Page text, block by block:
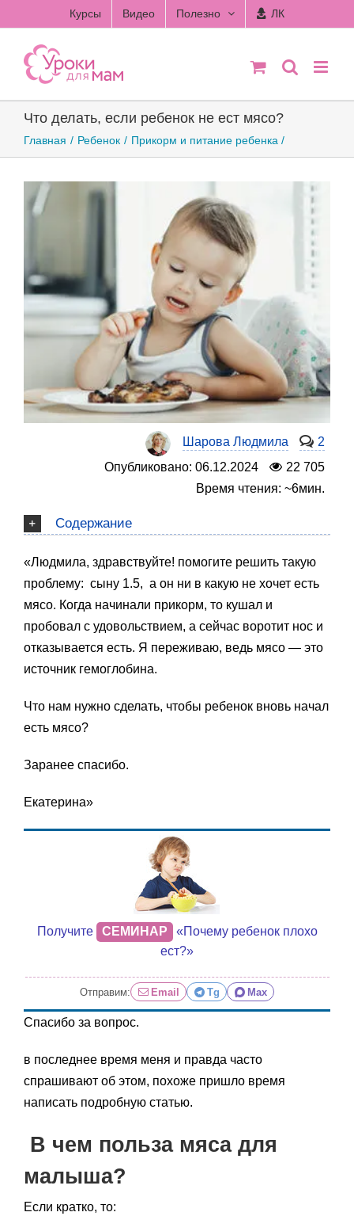
to
content
Курсы Видео Полезно ЛК
Что делать, если ребенок не ест мясо?
Главная Ребенок Прикорм и питание ребенка
Шарова Людмила
2
Опубликовано: 06.12.2024
22 705
Время чтения: ~6мин.
Содержание
«Людмила, здравствуйте! помогите решить такую
проблему: сыну 1.5, а он ни в какую не хочет есть
мясо. Когда начинали прикорм, то кушал и
пробовал с удовольствием, а сейчас воротит нос и
отказывается есть. Я переживаю, ведь мясо — это
источник гемоглобина.
Что нам нужно сделать, чтобы ребенок вновь начал
есть мясо?
Заранее спасибо.
Екатерина»
Получите СЕМИНАР
«Почему ребенок плохо
ест?»
Отправим: Email Tg Max
Спасибо за вопрос.
в последнее время меня и правда часто
спрашивают об этом, похоже пришло время
написать подробную статью.
В чем польза мяса для
малыша?
Если кратко, то: